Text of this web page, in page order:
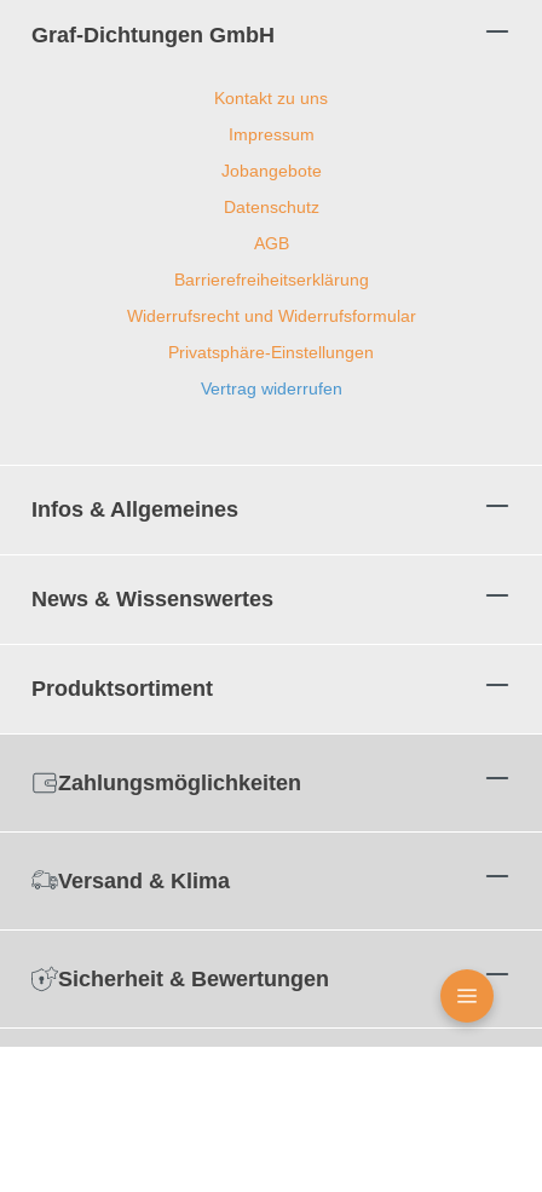
Graf-Dichtungen GmbH
Kontakt zu uns
Impressum
Jobangebote
Datenschutz
AGB
Barrierefreiheitserklärung
Widerrufsrecht und Widerrufsformular
Privatsphäre-Einstellungen
Vertrag widerrufen
Infos & Allgemeines
News & Wissenswertes
Produktsortiment
Zahlungsmöglichkeiten
Versand & Klima
Sicherheit & Bewertungen